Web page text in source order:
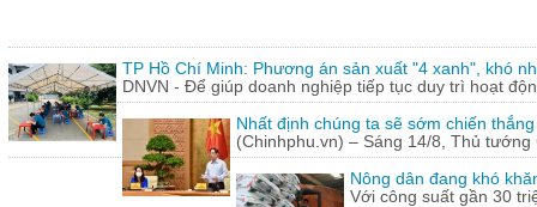
TP Hồ Chí Minh: Phương án sản xuất "4 xanh", khó
DNVN - Để giúp doanh nghiệp tiếp tục duy trì hoạt
Nhất định chúng ta sẽ sớm chiến
(Chinhphu.vn) – Sáng 14/8, Thủ
Nông dân đang khó
Với công suất gần 30